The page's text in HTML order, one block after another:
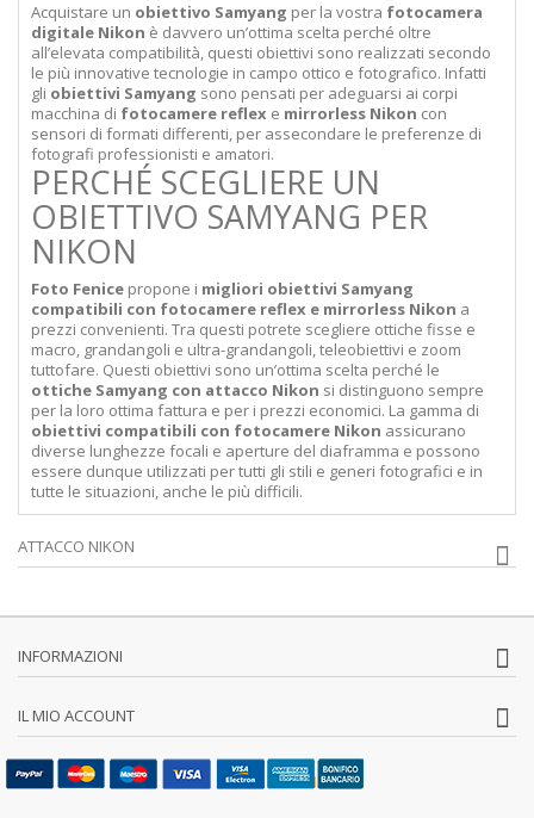
Acquistare un obiettivo Samyang per la vostra fotocamera
digitale Nikon è davvero un’ottima scelta perché oltre
all’elevata compatibilità, questi obiettivi sono realizzati secondo
le più innovative tecnologie in campo ottico e fotografico. Infatti
gli obiettivi Samyang sono pensati per adeguarsi ai corpi
macchina di fotocamere reflex e mirrorless Nikon con
sensori di formati differenti, per assecondare le preferenze di
fotografi professionisti e amatori.
PERCHÉ SCEGLIERE UN
OBIETTIVO SAMYANG PER
NIKON
Foto Fenice propone i migliori obiettivi Samyang
compatibili con fotocamere reflex e mirrorless Nikon a
prezzi convenienti. Tra questi potrete scegliere ottiche fisse e
macro, grandangoli e ultra-grandangoli, teleobiettivi e zoom
tuttofare. Questi obiettivi sono un’ottima scelta perché le
ottiche Samyang con attacco Nikon si distinguono sempre
per la loro ottima fattura e per i prezzi economici. La gamma di
obiettivi compatibili con fotocamere Nikon assicurano
diverse lunghezze focali e aperture del diaframma e possono
essere dunque utilizzati per tutti gli stili e generi fotografici e in
tutte le situazioni, anche le più difficili.
ATTACCO NIKON
INFORMAZIONI
IL MIO ACCOUNT